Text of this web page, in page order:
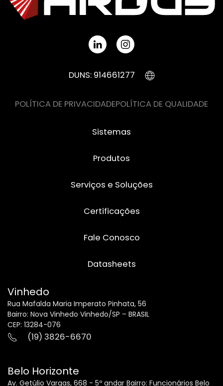
DUNS: 914661277
POLÍTICA DE PRIVACIDADEPOLÍTICA DE QUALIDADE
Sistemas
Produtos
Serviços e Soluções
Certificações
Fale Conosco
Datasheets
Vinhedo
Rua Mafalda Maria Imperato Pinhata, 56
Bairro: Nova Vinhedo Vinhedo/SP – BRASIL
CEP: 13284-076
(19) 3826-6670
Belo Horizonte
Av. Getúlio Vargas, 668 - 5º andar Bairro: Funcionários Belo